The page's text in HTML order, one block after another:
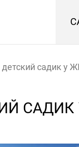
садик у
САДИК